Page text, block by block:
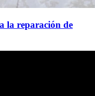
la reparación de